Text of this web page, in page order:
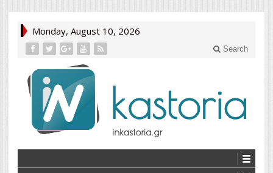
Monday, August 10, 2026
Search